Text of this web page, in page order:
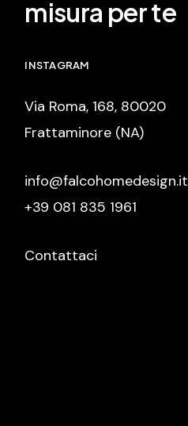
misura per te
INSTAGRAM
Via Roma, 168, 80020
Frattaminore (NA)
info@falcohomedesign.it
+39 081 835 1961
Contattaci